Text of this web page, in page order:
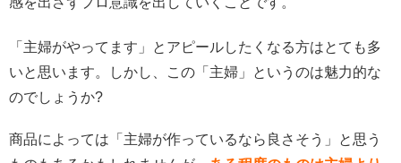
「主婦がやってます」とアピールしたくなる方はとても多
いと思います。しかし、この「主婦」というのは魅力的な
のでしょうか?
商品によっては「主婦が作っているなら良さそう」と思う